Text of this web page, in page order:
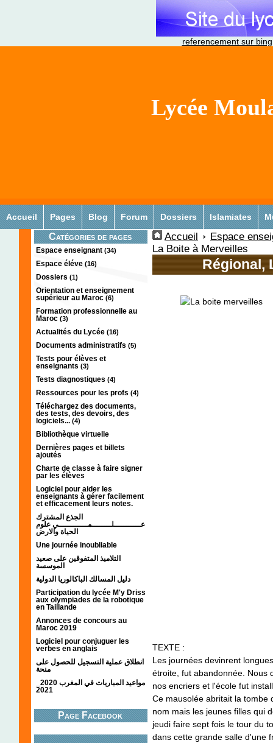
referencement sur bing
Lycée
Accueil Pages Blog Forum Dossiers Islamiates
Catégories de pages
Espace enseignant (34)
Espace éléve (16)
Dossiers (1)
Orientation et enseignement
supérieur au Maroc (6)
Formation professionnelle au
Maroc (3)
Actualités du Lycée (16)
Documents administratifs (5)
Tests pour élèves et
enseignants (3)
Tests diagnostiques (4)
Ressources pour les profs (4)
Téléchargez des documents,
des tests, des devoirs, des
logiciels... (4)
Bibliothèque virtuelle
Dernières pages et billets
ajoutés
Charte de classe à faire signer
par les élèves
Logiciel pour aider les
enseignants à gérer facilement
et efficacement leurs notes.
الجذع المشترك
عـــــــــــلــــــــمــــــــــــي علوم
الحياة والارض
Une journée inoubliable
التلاميذ المتفوقين على صعيد
الموسسة
دليل المسالك الباكالوريا الدولية
Participation du lycée M'y Driss
aux olympiades de la robotique
en Taillande
Annonces de concours au
Maroc 2019
Logiciel pour conjuguer les
verbes en anglais
انطلاق عملية التسجيل للحصول على
منحة
2021
Page Facebook
Accueil
Espace
La Boite à Merveilles
Régional,
TEXTE :
Les journées devinrent
étroite, fut abandonnée. Nous
nos encriers et l'école fut
Ce mausolée abritait la tombe
nom mais les jeunes filles qui
jeudi faire sept fois le tour du
dans cette grande salle d'une